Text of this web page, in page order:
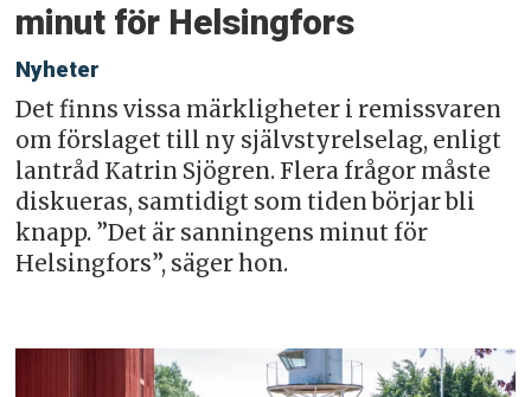
minut för Helsingfors
Nyheter
Det finns vissa märkligheter i remissvaren
om förslaget till ny självstyrelselag, enligt
lantråd Katrin Sjögren. Flera frågor måste
diskueras, samtidigt som tiden börjar bli
knapp. ”Det är sanningens minut för
Helsingfors”, säger hon.